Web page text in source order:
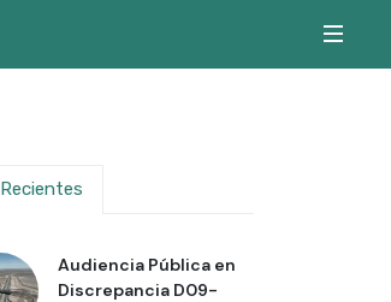
Recientes
Audiencia Pública en
Discrepancia D09-